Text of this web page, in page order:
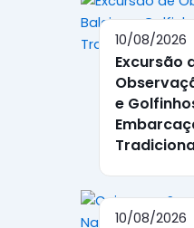
10/08/2026
Excursão
e
10/08/2026